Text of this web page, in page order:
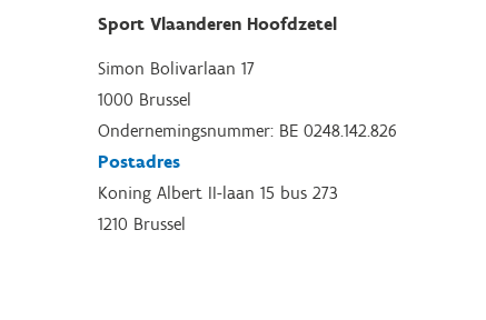
Sport Vlaanderen Hoofdzetel
Simon Bolivarlaan 17
1000 Brussel
Ondernemingsnummer: BE 0248.142.826
Postadres
Koning Albert II-laan 15 bus 273
1210 Brussel